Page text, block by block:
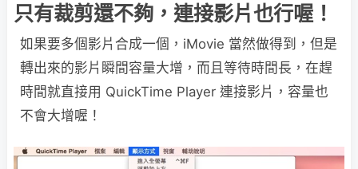
只有裁剪還不夠，連接影片也行喔！
如果要多個影片合成一個，iMovie 當然做得到，但是
轉出來的影片瞬間容量大增，而且等待時間長，在趕
時間就直接用 QuickTime Player 連接影片，容量也
不會大增喔！